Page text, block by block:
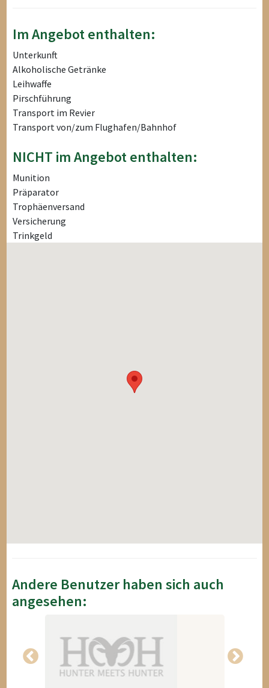
Im Angebot enthalten:
Unterkunft
Alkoholische Getränke
Leihwaffe
Pirschführung
Transport im Revier
Transport von/zum Flughafen/Bahnhof
NICHT im Angebot enthalten:
Munition
Präparator
Trophäenversand
Versicherung
Trinkgeld
Andere Benutzer haben sich auch
angesehen: